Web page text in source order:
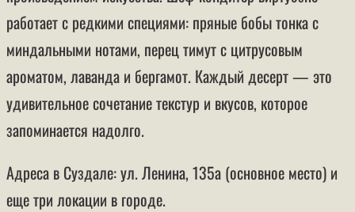
работает с редкими специями: пряные бобы тонка с
миндальными нотами, перец тимут с цитрусовым
ароматом, лаванда и бергамот. Каждый десерт — это
удивительное сочетание текстур и вкусов, которое
запоминается надолго.
Адреса в Суздале: ул. Ленина, 135а (основное место) и
еще три локации в городе.